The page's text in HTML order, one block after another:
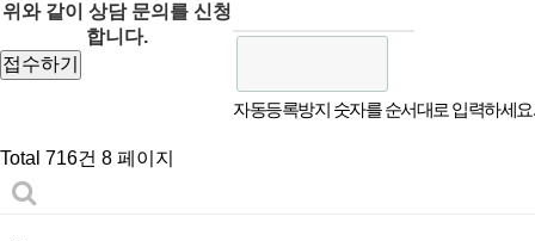
자동등록방지 숫자를 순서대로 입력하세요.
위와 같이 상담 문의를 신청
합니다.
Total 716건 8 페이지